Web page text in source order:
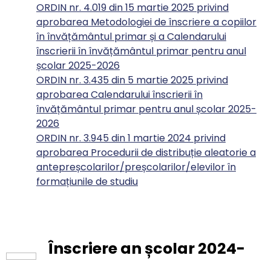
ORDIN nr. 4.019 din 15 martie 2025 privind
aprobarea Metodologiei de înscriere a copiilor
în învățământul primar și a Calendarului
înscrierii în învățământul primar pentru anul
școlar 2025-2026
ORDIN nr. 3.435 din 5 martie 2025 privind
aprobarea Calendarului înscrierii în
învățământul primar pentru anul școlar 2025-
2026
ORDIN nr. 3.945 din 1 martie 2024 privind
aprobarea Procedurii de distribuție aleatorie a
antepreșcolarilor/preșcolarilor/elevilor în
formațiunile de studiu
Înscriere an școlar 2024-